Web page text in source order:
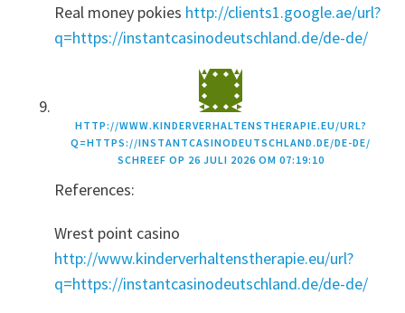
Real money pokies http://clients1.google.ae/url?
q=https://instantcasinodeutschland.de/de-de/
HTTP://WWW.KINDERVERHALTENSTHERAPIE.EU/URL?
Q=HTTPS://INSTANTCASINODEUTSCHLAND.DE/DE-DE/
SCHREEF OP 26 JULI 2026 OM 07:19:10
References:
Wrest point casino
http://www.kinderverhaltenstherapie.eu/url?
q=https://instantcasinodeutschland.de/de-de/